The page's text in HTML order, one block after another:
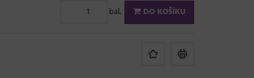
bal. DO KOŠÍKU